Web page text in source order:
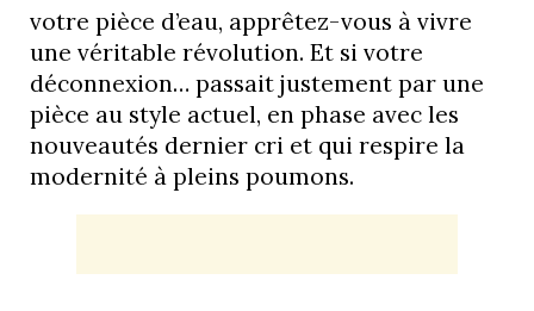
votre pièce d’eau, apprêtez-vous à vivre
une véritable révolution. Et si votre
déconnexion… passait justement par une
pièce au style actuel, en phase avec les
nouveautés dernier cri et qui respire la
modernité à pleins poumons.